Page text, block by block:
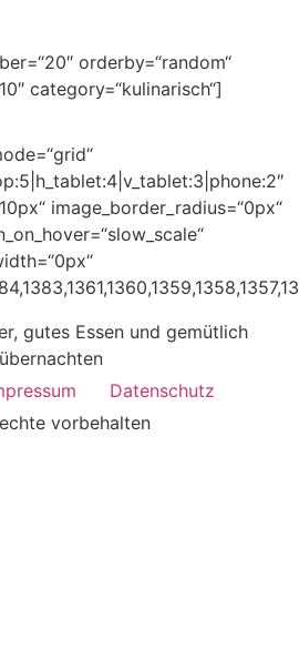
orderby=“random“
category=“kulinarisch“]
image_border_radius=“0px“
gutes Essen und gemütlich
übernachten
Datenschutz
vorbehalten